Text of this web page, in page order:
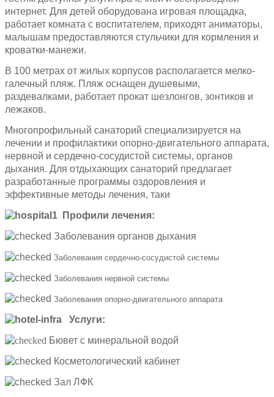
интернет. Для детей оборудована игровая площадка,
работает комната с воспитателем, приходят аниматоры,
малышам предоставляются стульчики для кормления и
кроватки-манежи.
В 100 метрах от жилых корпусов располагается мелко-
галечный пляж. Пляж оснащен душевыми,
раздевалками, работает прокат шезлонгов, зонтиков и
лежаков.
Многопрофильный санаторий специализируется на
лечении и профилактики опорно-двигательного аппарата,
нервной и сердечно-сосудистой системы, органов
дыхания. Для отдыхающих санаторий предлагает
разработанные программы оздоровления и
эффективные методы лечения, таки
Профили лечения:
Заболевания органов дыхания
Заболевания сердечно-сосудистой системы
Заболевания нервной системы
Заболевания опорно-двигательного аппарата
Услуги:
Бювет с минеральной водой
Косметологический кабинет
Зал ЛФК